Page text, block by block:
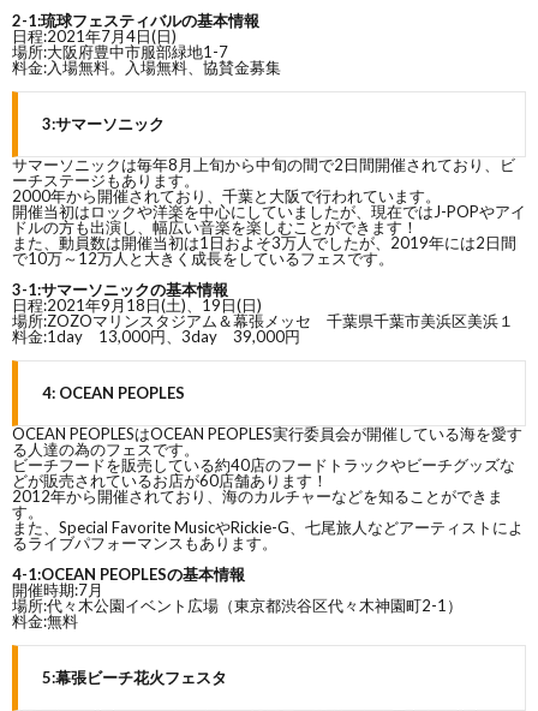
2-1:琉球フェスティバルの基本情報
日程:2021年7月4日(日)
場所:大阪府豊中市服部緑地1-7
料金:入場無料。入場無料、協賛金募集
3:サマーソニック
サマーソニックは毎年8月上旬から中旬の間で2日間開催されており、ビ
ーチステージもあります。
2000年から開催されており、千葉と大阪で行われています。
開催当初はロックや洋楽を中心にしていましたが、現在ではJ-POPやアイ
ドルの方も出演し、幅広い音楽を楽しむことができます！
また、動員数は開催当初は1日およそ3万人でしたが、2019年には2日間
で10万～12万人と大きく成長をしているフェスです。
3-1:サマーソニックの基本情報
日程:2021年9月18日(土)、19日(日)
場所:ZOZOマリンスタジアム＆幕張メッセ 千葉県千葉市美浜区美浜１
料金:1day 13,000円、3day 39,000円
4: OCEAN PEOPLES
OCEAN PEOPLESはOCEAN PEOPLES実行委員会が開催している海を愛す
る人達の為のフェスです。
ビーチフードを販売している約40店のフードトラックやビーチグッズな
どが販売されているお店が60店舗あります！
2012年から開催されており、海のカルチャーなどを知ることができま
す。
また、Special Favorite MusicやRickie-G、七尾旅人などアーティストによ
るライブパフォーマンスもあります。
4-1:OCEAN PEOPLESの基本情報
開催時期:7月
場所:代々木公園イベント広場（東京都渋谷区代々木神園町2-1）
料金:無料
5:幕張ビーチ花火フェスタ